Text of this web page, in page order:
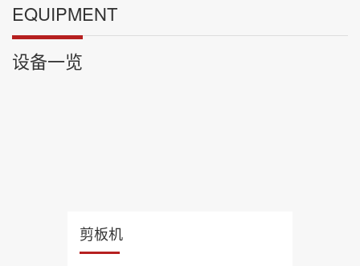
EQUIPMENT
设备一览
剪板机